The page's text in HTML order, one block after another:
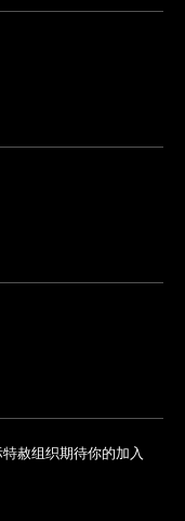
赦组织期待你的加入